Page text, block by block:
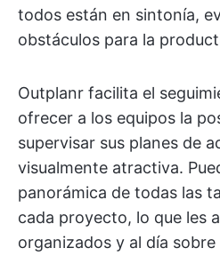
todos están en sintonía,
obstáculos para la
Outplanr facilita el
ofrecer a los equipos la
supervisar sus planes de
visualmente atractiva.
panorámica de todas las
cada proyecto, lo que les
organizados y al día